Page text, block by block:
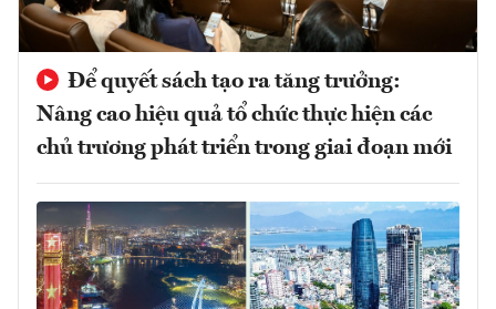
Để quyết sách tạo ra tăng trưởng:
Nâng cao hiệu quả tổ chức thực hiện các
chủ trương phát triển trong giai đoạn mới